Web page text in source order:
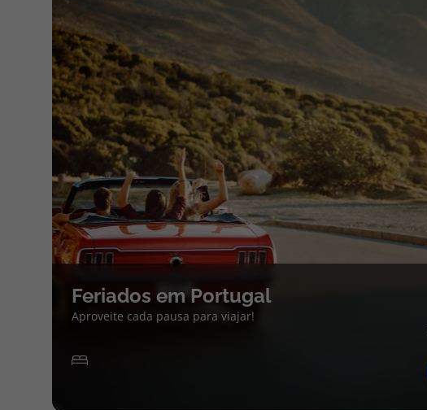
Feriados em Portugal
Aproveite cada pausa para viajar!